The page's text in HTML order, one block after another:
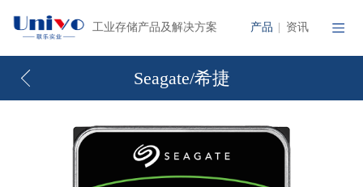
工业存储产品及解决方案 产品 资讯
Seagate/希捷